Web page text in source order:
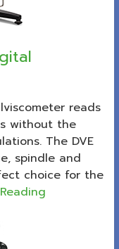
reads
without the
The DVE
spindle and
choice for the